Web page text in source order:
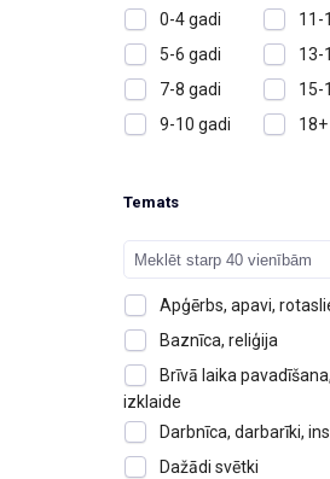
0-4 gadi
5-6 gadi
7-8 gadi
9-10 gadi
11-
13-
15-
18+
Temats
Apģērbs, apavi,
Baznīca, reliģija
Brīvā laika
izklaide
Darbnīca, darbarīki,
Dažādi svētki